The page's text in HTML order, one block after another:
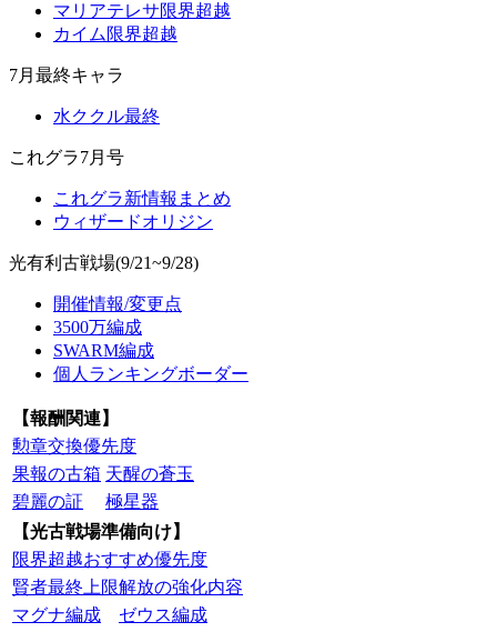
マリアテレサ限界超越
カイム限界超越
7月最終キャラ
水ククル最終
これグラ7月号
これグラ新情報まとめ
ウィザードオリジン
光有利古戦場(9/21~9/28)
開催情報/変更点
3500万編成
SWARM編成
個人ランキングボーダー
【報酬関連】
勲章交換優先度
果報の古箱 天醒の蒼玉
碧麗の証
極星器
【光古戦場準備向け】
限界超越おすすめ優先度
賢者最終上限解放の強化内容
マグナ編成
ゼウス編成